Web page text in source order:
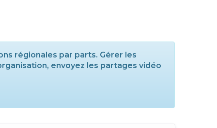
régionales par parts. Gérer les
envoyez les partages vidéo